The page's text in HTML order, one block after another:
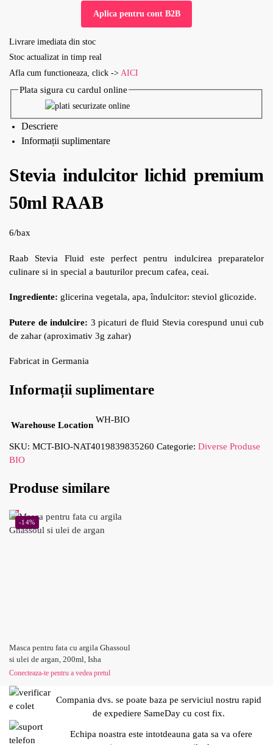
Aplica pentru cont B2B
Livrare imediata din stoc
Stoc actualizat in timp real
Afla cum functioneaza, click -> AICI
Plata sigura cu cardul online
Descriere
Informații suplimentare
Stevia indulcitor lichid premium
50ml RAAB
6/bax
Raab Stevia Fluid este perfect pentru indulcirea preparatelor
culinare si in special a bauturilor precum cafea, ceai.
Ingrediente: glicerina vegetala, apa, îndulcitor: steviol glicozide.
Putere de indulcire: 3 picaturi de fluid Stevia corespund unui cub
de zahar (aproximativ 3g zahar)
Fabricat in Germania
Informații suplimentare
Warehouse Location
WH-BIO
SKU: MCT-BIO-NAT4019839835260 Categorie: Diverse Produse
BIO
Produse similare
-14%
Masca pentru fata cu argila Ghassoul
si ulei de argan, 200ml, Isha
Conecteaza-te pentru a vedea pretul
Compania dvs. se poate baza pe serviciul nostru rapid
de expediere SameDay cu cost fix.
Echipa noastra este intotdeauna gata sa va ofere